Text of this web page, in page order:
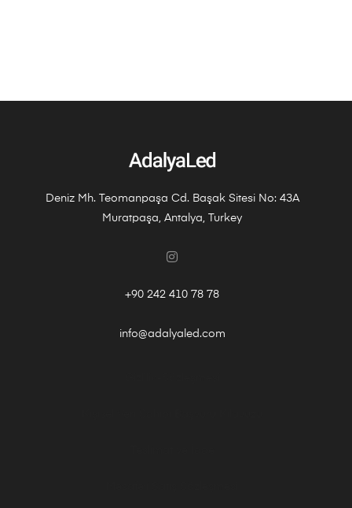
Deniz Mh. Teomanpaşa Cd. Başak Sitesi No: 43A
Muratpaşa, Antalya, Turkey
+90 242 410 78 78
info@adalyaled.com